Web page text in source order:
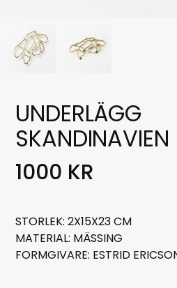
UNDERLÄGG
SKANDINAVIEN
1000 KR
STORLEK: 2X15X23 CM
MATERIAL: MÄSSING
FORMGIVARE: ESTRID